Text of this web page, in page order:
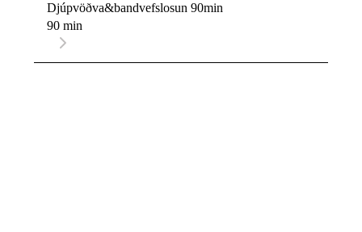
Djúpvöðva&bandvefslosun 90min
90 min